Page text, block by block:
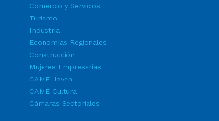
Comercio y Servicios
Turismo
Industria
Economías Regionales
Construcción
Mujeres Empresarias
CAME Joven
CAME Cultura
Cámaras Sectoriales